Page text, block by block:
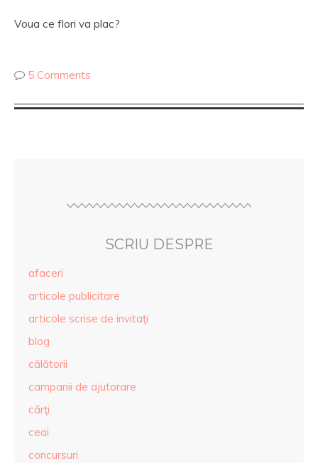
Voua ce flori va plac?
5 Comments
SCRIU DESPRE
afaceri
articole publicitare
articole scrise de invitaţi
blog
călătorii
campanii de ajutorare
cărţi
ceai
concursuri